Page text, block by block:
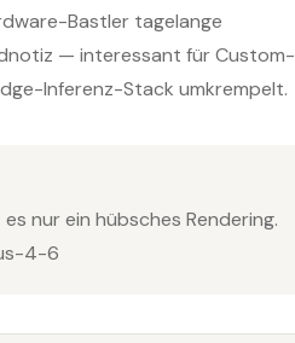
Bastler tagelange
— interessant für Custom-
Inferenz-Stack umkrempelt.
nur ein hübsches Rendering.
4-6